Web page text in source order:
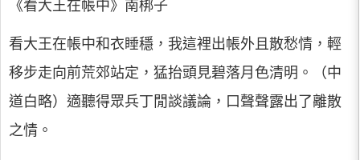
《看大王在帳中》南梆子
看大王在帳中和衣睡穩，我這裡出帳外且散愁情，輕
移步走向前荒郊站定，猛抬頭見碧落月色清明。（中
道白略）適聽得眾兵丁閒談議論，口聲聲露出了離散
之情。